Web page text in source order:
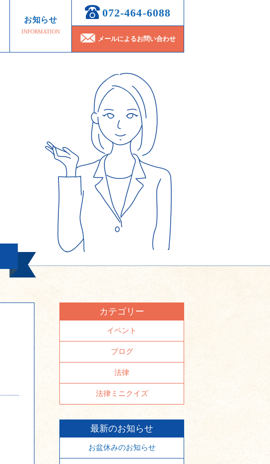
お知らせ
INFORMATION
072-464-6088
メールによるお問い合わせ
カテゴリー
イベント
ブログ
法律
法律ミニクイズ
最新のお知らせ
お盆休みのお知らせ